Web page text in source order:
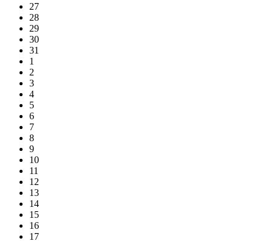
27
28
29
30
31
1
2
3
4
5
6
7
8
9
10
11
12
13
14
15
16
17